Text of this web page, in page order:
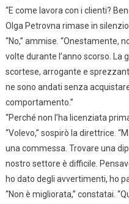
“E come lavora con i clienti?
Olga Petrovna rimase in
“No,” ammise. “Onestamente,
volte durante l’anno scorso. La
scortese, arrogante e
ne sono andati senza
comportamento.”
“Perché non l’ha licenziata
“Volevo,” sospirò la direttrice.
una commessa. Trovare una
nostro settore è difficile.
ho dato degli avvertimenti, ho
“Non è migliorata,” constatai.